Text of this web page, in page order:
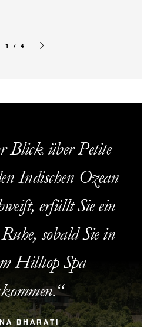
1 / 4
Blick über Petite
Indischen Ozean
erfüllt Sie ein
sobald Sie in
Hilltop Spa
BHARATI